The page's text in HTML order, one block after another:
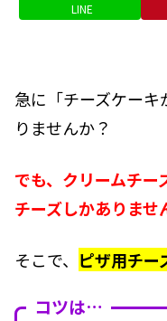
LINE
急に「チーズケー
りませんか？
でも、クリームチー
チーズしかありませ
そこで、 ピザ用チー
コツは…